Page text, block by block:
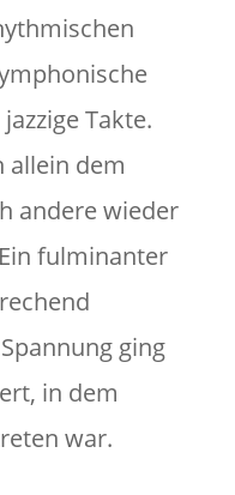
Takte.
allein dem
andere wieder
fulminanter
ging
in dem
war.